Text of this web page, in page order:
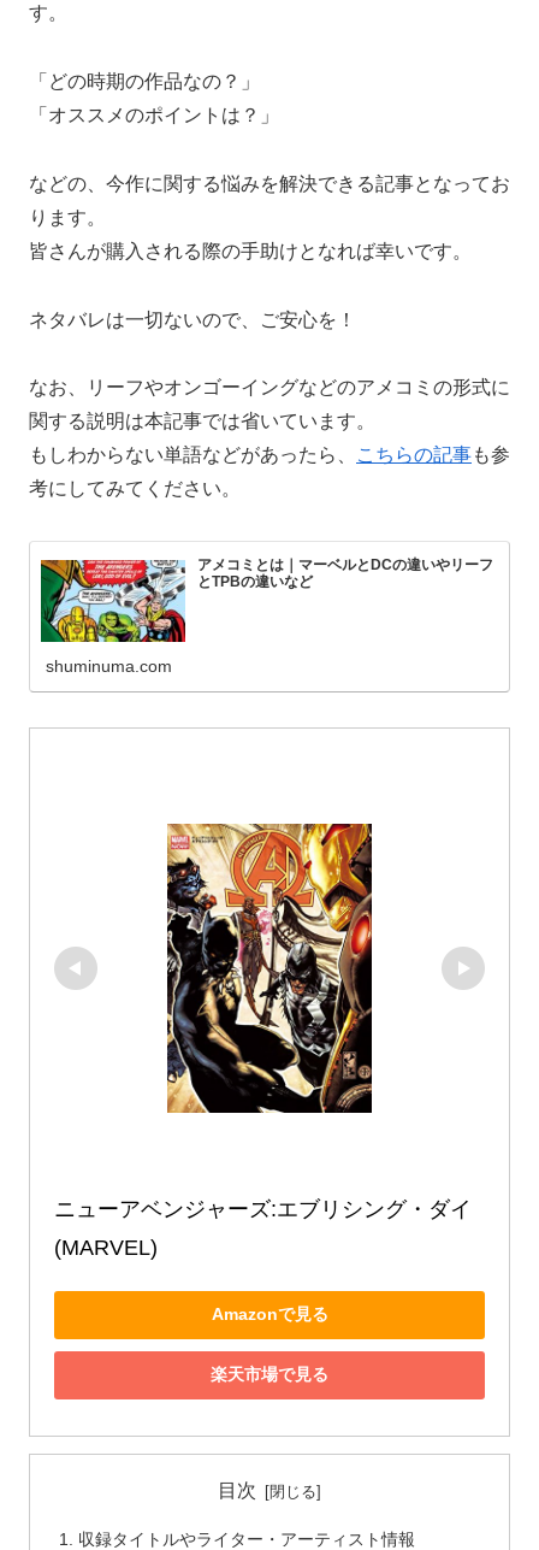
す。
「どの時期の作品なの？」
「オススメのポイントは？」
などの、今作に関する悩みを解決できる記事となってお
ります。
皆さんが購入される際の手助けとなれば幸いです。
ネタバレは一切ないので、ご安心を！
なお、リーフやオンゴーイングなどのアメコミの形式に
関する説明は本記事では省いています。
もしわからない単語などがあったら、
こちらの記事も参
考にしてみてください。
アメコミとは｜マーベルとDCの違いやリーフ
とTPBの違いなど
shuminuma.com
ニューアベンジャーズ:エブリシング・ダイ
(MARVEL)
Amazonで見る
楽天市場で見る
目次
収録タイトルやライター・アーティスト情報